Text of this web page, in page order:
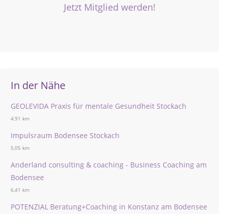
Jetzt Mitglied werden!
In der Nähe
GEOLEVIDA Praxis für mentale Gesundheit Stockach
4,91 km
Impulsraum Bodensee Stockach
5,05 km
Anderland consulting & coaching - Business Coaching am
Bodensee
6,41 km
POTENZIAL Beratung+Coaching in Konstanz am Bodensee